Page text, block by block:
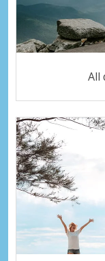
All